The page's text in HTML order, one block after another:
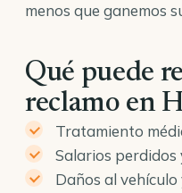
menos que ganemos
Qué puede
reclamo en
Tratamiento
Salarios perdidos
Daños al